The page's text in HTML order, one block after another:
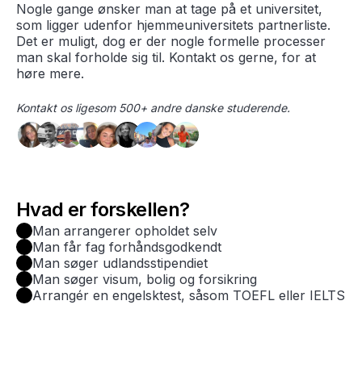
Nogle gange ønsker man at tage på et universitet,
som ligger udenfor hjemmeuniversitets partnerliste.
Det er muligt, dog er der nogle formelle processer
man skal forholde sig til. Kontakt os gerne, for at
høre mere.
Kontakt os ligesom 500+ andre danske studerende.
Hvad er forskellen?
Man arrangerer opholdet selv
Man får fag forhåndsgodkendt
Man søger udlandsstipendiet
Man søger visum, bolig og forsikring
Arrangér en engelsktest, såsom TOEFL eller IELTS